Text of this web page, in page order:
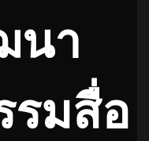
นา
รมสื่อ